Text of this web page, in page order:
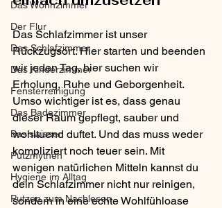
Das Wohnzimmer
Der Flur
Das Schlafzimmer
Das Kinderzimmer
Fensterreinigung
Das Badezimmer
Basiswissen
Putzmythen
Hygiene im Alltag
Putzen zum Nachlesen
Das Schlafzimmer ist unser
Rückzugsort. Hier starten und beenden
wir jeden Tag, hier suchen wir
Erholung, Ruhe und Geborgenheit.
Umso wichtiger ist es, dass genau
dieser Raum gepflegt, sauber und
wohltuend duftet. Und das muss weder
kompliziert noch teuer sein. Mit
wenigen natürlichen Mitteln kannst du
dein Schlafzimmer nicht nur reinigen,
sondern in eine echte Wohlfühloase